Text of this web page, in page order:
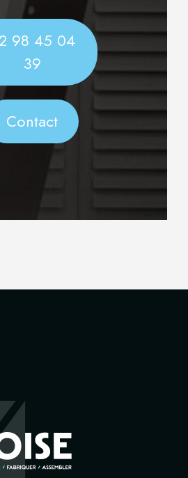
98 45 04
39
Contact